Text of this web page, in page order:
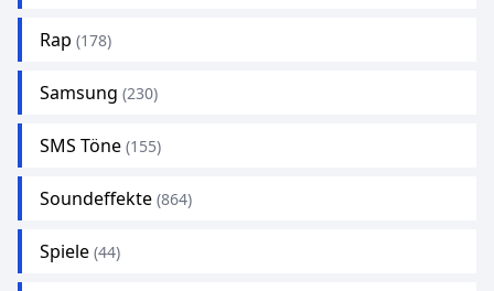
Rap (178)
Samsung (230)
SMS Töne (155)
Soundeffekte (864)
Spiele (44)